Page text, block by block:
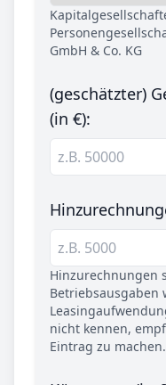
GmbH & Co. KG
(geschätzter)
(in €):
Hinzurechnungen
Betriebsausgaben
nicht kennen,
Eintrag zu machen.